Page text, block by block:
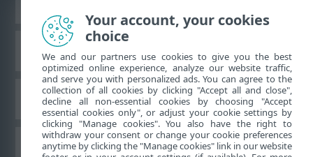
ESET білім қоры
ESET форумы
Аймақтық қолдау
Your account, your cookies
choice
We and our partners use cookies to give you the best
optimized online experience, analyze our website traffic,
and serve you with personalized ads. You can agree to the
collection of all cookies by clicking "Accept all and close",
decline all non-essential cookies by choosing "Accept
essential cookies only", or adjust your cookie settings by
clicking "Manage cookies". You also have the right to
withdraw your consent or change your cookie preferences
anytime by clicking the "Manage cookies" link in our website